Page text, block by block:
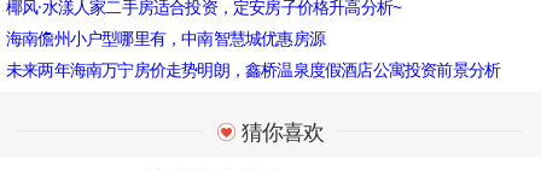
椰风·水漾人家二手房适合投资，定安房子价格升高分析~
海南儋州小户型哪里有，中南智慧城优惠房源
未来两年海南万宁房价走势明朗，鑫桥温泉度假酒店公寓投资前景分析
猜你喜欢